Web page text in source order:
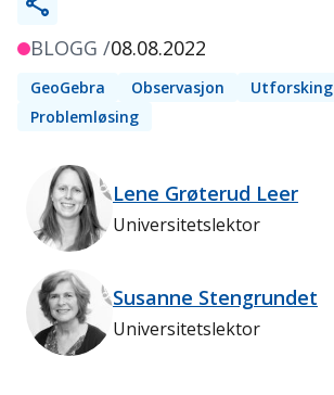
BLOGG /08.08.2022
GeoGebra Observasjon
Utforsking
Problemløsing
Lene Grøterud Leer
Universitetslektor
Susanne Stengrundet
Universitetslektor